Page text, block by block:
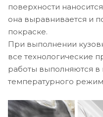
поверхности
она выравнивается и
покраске.
При выполнении
все технологические
работы выполняются
температурного